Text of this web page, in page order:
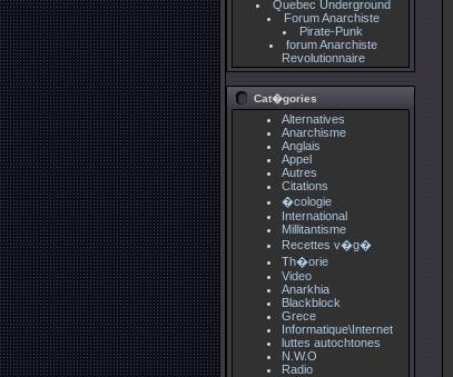
Quebec Underground
Forum Anarchiste
Pirate-Punk
forum Anarchiste
Revolutionnaire
Cat�gories
Alternatives
Anarchisme
Anglais
Appel
Autres
Citations
�cologie
International
Millitantisme
Recettes v�g�
Th�orie
Video
Anarkhia
Blackblock
Grece
Informatique\Internet
luttes autochtones
N.W.O
Radio